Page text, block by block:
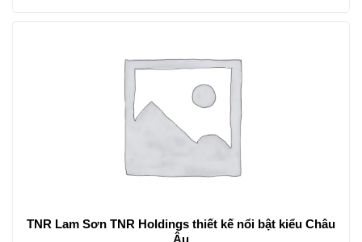
TNR Lam Sơn TNR Holdings thiết kế nổi bật kiểu Châu
Âu